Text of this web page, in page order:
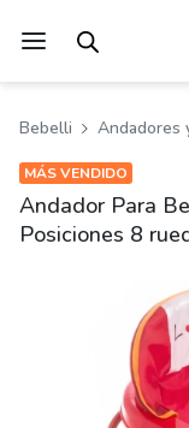
Bebelli Andadores
MÁS VENDIDO
Andador Para
Posiciones 8